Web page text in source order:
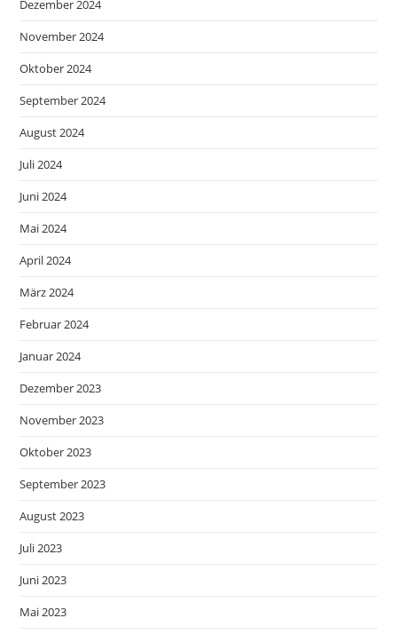
Dezember 2024
November 2024
Oktober 2024
September 2024
August 2024
Juli 2024
Juni 2024
Mai 2024
April 2024
März 2024
Februar 2024
Januar 2024
Dezember 2023
November 2023
Oktober 2023
September 2023
August 2023
Juli 2023
Juni 2023
Mai 2023